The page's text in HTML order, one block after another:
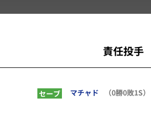
責任投手
セーブ マチャド （0勝0敗1S）